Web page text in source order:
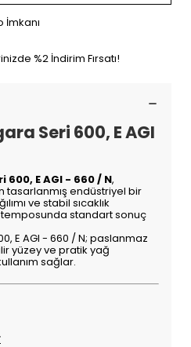
İmkanı
%2 İndirim Fırsatı!
Seri 600, E AGI
E AGI - 660 / N,
endüstriyel bir
ve stabil sıcaklık
standart sonuç
E AGI - 660 / N; paslanmaz
yüzey ve pratik yağ
sağlar.